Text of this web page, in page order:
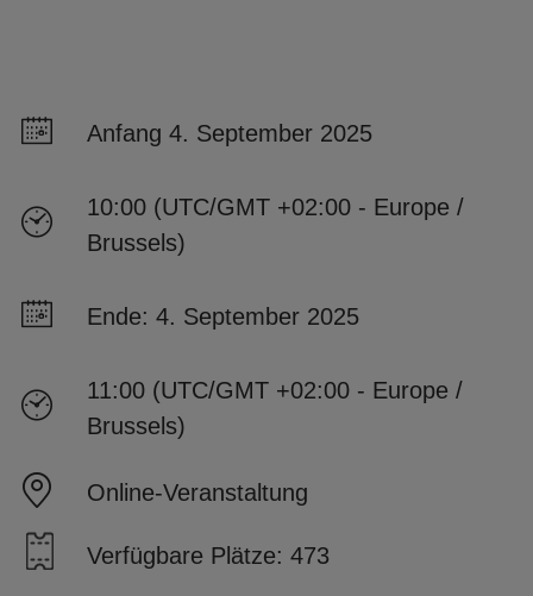
Anfang 4. September 2025
10:00 (UTC/GMT +02:00 - Europe /
Brussels)
Ende: 4. September 2025
11:00 (UTC/GMT +02:00 - Europe /
Brussels)
Online-Veranstaltung
Verfügbare Plätze: 473